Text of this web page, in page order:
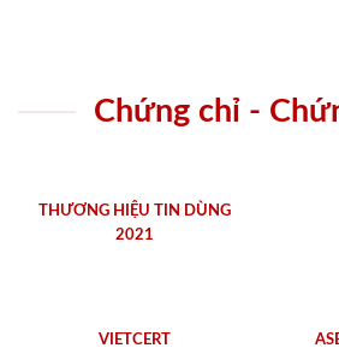
Chứng chỉ -
THƯƠNG HIỆU TIN DÙNG
2021
VIETCERT